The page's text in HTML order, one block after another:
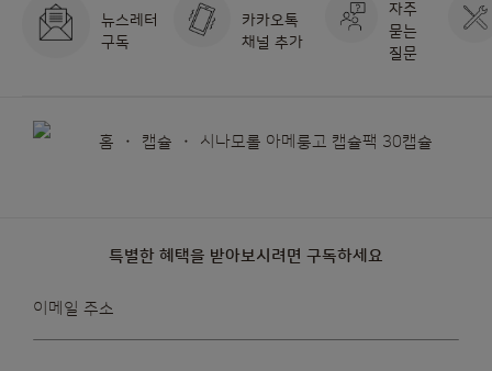
뉴스레터
구독
카카오톡
채널 추가
자주
묻는
질문
홈 캡슐 시나모롤 아메룽고 캡슐팩 30캡슐
특별한 혜택을 받아보시려면 구독하세요
뉴스레터를
받아보겠습니다:
이메일 주소